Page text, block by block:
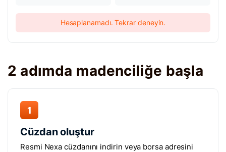
Hesaplanamadı. Tekrar deneyin.
2 adımda madenciliğe başla
1
Cüzdan oluştur
Resmi Nexa cüzdanını indirin veya borsa adresini